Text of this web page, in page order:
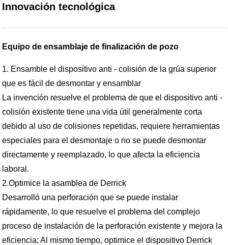
Innovación tecnológica
Equipo de ensamblaje de finalización de pozo
1. Ensamble el dispositivo anti - colisión de la grúa superior
que es fácil de desmontar y ensamblar
La invención resuelve el problema de que el dispositivo anti -
colisión existente tiene una vida útil generalmente corta
debido al uso de colisiones repetidas, requiere herramientas
especiales para el desmontaje o no se puede desmontar
directamente y reemplazado, lo que afecta la eficiencia
laboral.
2.Optimice la asamblea de Derrick
Desarrolló una perforación que se puede instalar
rápidamente, lo que resuelve el problema del complejo
proceso de instalación de la perforación existente y mejora la
eficiencia; Al mismo tiempo, optimice el dispositivo Derrick